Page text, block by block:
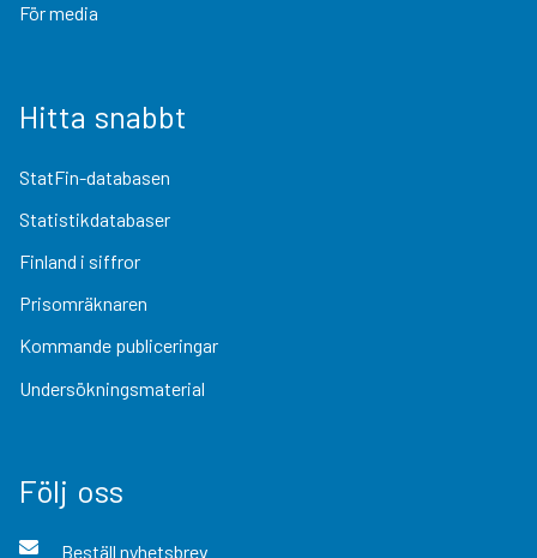
För media
Hitta snabbt
StatFin-databasen
Statistikdatabaser
Finland i siffror
Prisomräknaren
Kommande publiceringar
Undersökningsmaterial
Följ oss
Beställ nyhetsbrev